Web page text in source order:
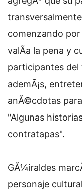
comenzando
valÃ­a la pena y
participantes del
ademÃ¡s,
anÃ©cdotas
"Algunas
contratapas".
GÃ¼iraldes
personaje